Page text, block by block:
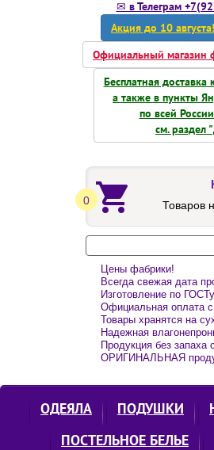
✉ в Телеграм
Акция до 10
Официальный
Бесплатная
а также в пункты
по всей
см. раздел
0 Товаров
Цены фабрики!
Всегда свежая дата
Изготовление по
Официальная оплата
Товары хранятся на
Надежная
Продукция без запаха
ОРИГИНАЛЬНАЯ
ОДЕЯЛА ПОДУШКИ
ПОСТЕЛЬНОЕ БЕЛЬЕ